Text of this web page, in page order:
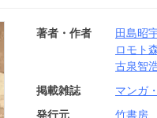
著者・作者
田島昭
ロモト
古泉智
掲載雑誌
マンガ
発行元
竹書房